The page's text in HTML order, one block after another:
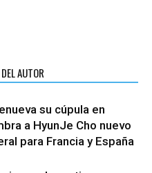
AUTOR
su cúpula en
a HyunJe Cho nuevo
para Francia y España